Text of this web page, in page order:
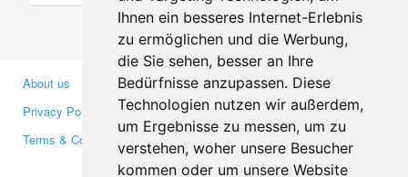
Ihnen ein besseres Internet-Erlebnis
zu ermöglichen und die Werbung,
die Sie sehen, besser an Ihre
Bedürfnisse anzupassen. Diese
Technologien nutzen wir außerdem,
um Ergebnisse zu messen, um zu
verstehen, woher unsere Besucher
kommen oder um unsere Website
About us
Privacy Policy
Terms & Conditions
Business Partners
Investors
Media